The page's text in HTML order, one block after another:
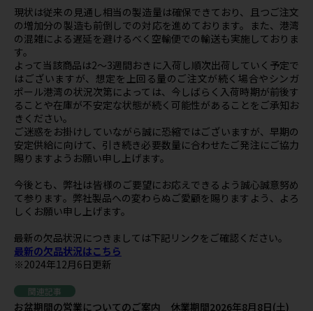
現状は従来の見通し相当の製造量は確保できており、且つご注文
の増加分の製造も前倒しでの対応を進めております。また、港湾
の混雑による遅延を避けるべく空輸便での輸送も実施しておりま
す。
よって当該商品は2～3週間おきに入荷し順次出荷していく予定で
はございますが、想定を上回る量のご注文が続く場合やシンガ
ポール港湾の状況次第によっては、今しばらく入荷時期が前後す
ることや在庫が不安定な状態が続く可能性があることをご承知お
きください。
ご迷惑をお掛けしていながら誠に恐縮ではございますが、早期の
安定供給に向けて、引き続き必要数量に合わせたご発注にご協力
賜りますようお願い申し上げます。
今後とも、弊社は皆様のご要望にお応えできるよう誠心誠意努め
て参ります。弊社製品への変わらぬご愛顧を賜りますよう、よろ
しくお願い申し上げます。
最新の欠品状況につきましては下記リンクをご確認ください。
最新の欠品状況はこちら
※2024年12月6日更新
関連記事
お盆期間の営業についてのご案内 休業期間2026年8月8日(土)